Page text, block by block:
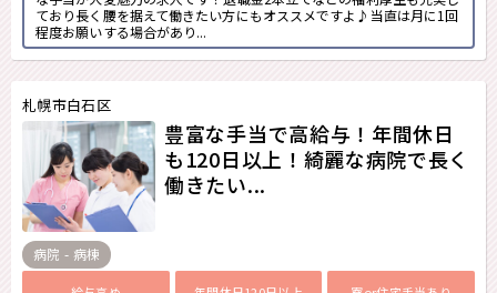
ており長く腰を据えて働きたい方にもオススメですよ♪当直は月に1回
程度お願いする場合があり...
札幌市白石区
豊富な手当で高給与！年間休日
も120日以上！綺麗な病院で長く
働きたい...
病院 - 病棟